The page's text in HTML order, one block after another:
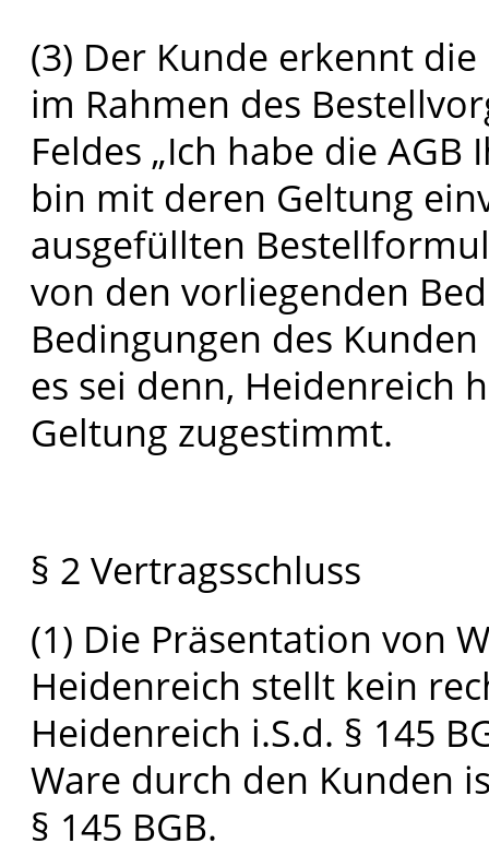
(3) Der Kunde erkennt
im Rahmen des
Feldes „Ich habe die
bin mit deren Geltung
ausgefüllten
von den vorliegenden
Bedingungen des
es sei denn, Heidenreich
Geltung zugestimmt.
§ 2 Vertragsschluss
(1) Die Präsentation von
Heidenreich stellt kein
Heidenreich i.S.d. § 145
Ware durch den Kunden
§ 145 BGB.